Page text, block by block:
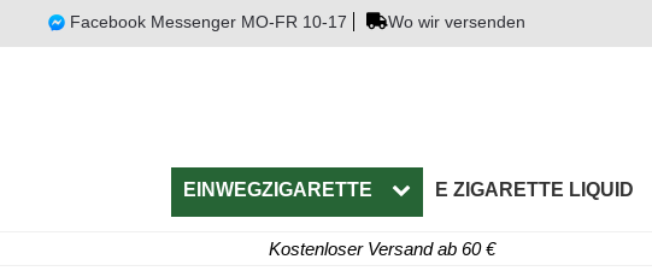
Facebook Messenger MO-FR 10-17 Wo wir versenden
EINWEGZIGARETTE E ZIGARETTE LIQUID
Kostenloser Versand ab 60 €